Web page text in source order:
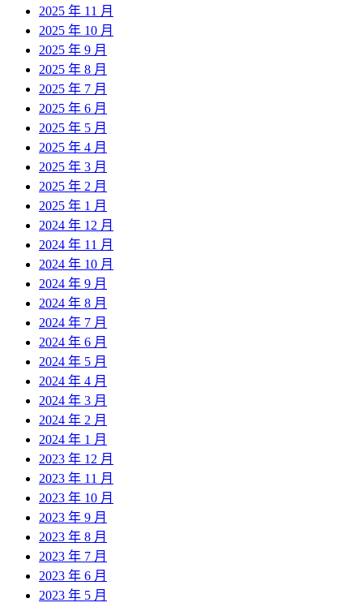
2025 年 11 月
2025 年 10 月
2025 年 9 月
2025 年 8 月
2025 年 7 月
2025 年 6 月
2025 年 5 月
2025 年 4 月
2025 年 3 月
2025 年 2 月
2025 年 1 月
2024 年 12 月
2024 年 11 月
2024 年 10 月
2024 年 9 月
2024 年 8 月
2024 年 7 月
2024 年 6 月
2024 年 5 月
2024 年 4 月
2024 年 3 月
2024 年 2 月
2024 年 1 月
2023 年 12 月
2023 年 11 月
2023 年 10 月
2023 年 9 月
2023 年 8 月
2023 年 7 月
2023 年 6 月
2023 年 5 月